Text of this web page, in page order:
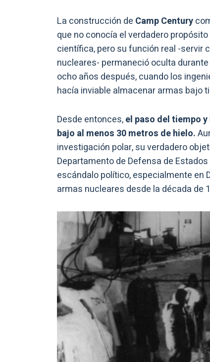
La construcción de Camp Century
que no conocía el verdadero
científica, pero su función real -servir
nucleares- permaneció oculta
ocho años después, cuando los
hacía inviable almacenar armas bajo
Desde entonces,el paso del tiempo
bajo al menos 30 metros de hielo.
investigación polar, su verdadero
Departamento de Defensa de
escándalo político, especialmente en
armas nucleares desde la década de